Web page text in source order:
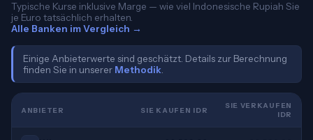
Typische Kurse inklusive Marge — wie viel Indonesische Rupiah Sie
je Euro tatsächlich erhalten.
Alle Banken im Vergleich →
Einige Anbieterwerte sind geschätzt. Details zur Berechnung
finden Sie in unserer Methodik
ANBIETER SIE KAUFEN IDR
SIE VERKAUFEN
IDR